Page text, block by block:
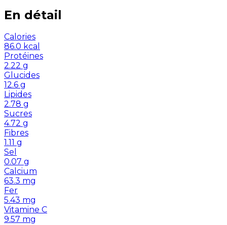
En détail
Calories
86.0 kcal
Protéines
2.22 g
Glucides
12.6 g
Lipides
2.78 g
Sucres
4.72 g
Fibres
1.11 g
Sel
0.07 g
Calcium
63.3 mg
Fer
5.43 mg
Vitamine C
9.57 mg